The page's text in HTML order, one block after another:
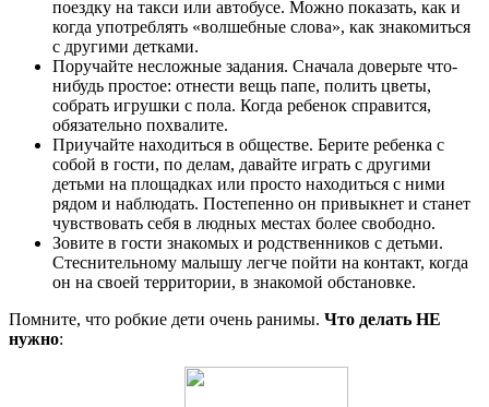
поездку на такси или автобусе. Можно показать, как и
когда употреблять «волшебные слова», как знакомиться
с другими детками.
Поручайте несложные задания. Сначала доверьте что-
нибудь простое: отнести вещь папе, полить цветы,
собрать игрушки с пола. Когда ребенок справится,
обязательно похвалите.
Приучайте находиться в обществе. Берите ребенка с
собой в гости, по делам, давайте играть с другими
детьми на площадках или просто находиться с ними
рядом и наблюдать. Постепенно он привыкнет и станет
чувствовать себя в людных местах более свободно.
Зовите в гости знакомых и родственников с детьми.
Стеснительному малышу легче пойти на контакт, когда
он на своей территории, в знакомой обстановке.
Помните, что робкие дети очень ранимы. Что делать НЕ
нужно: